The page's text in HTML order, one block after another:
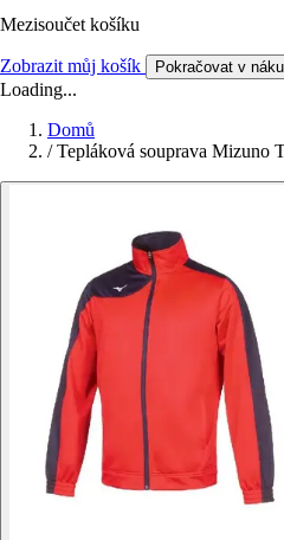
Mezisoučet košíku
Zobrazit můj košík Pokračovat v
Loading...
Domů
/ Tepláková souprava Mizuno